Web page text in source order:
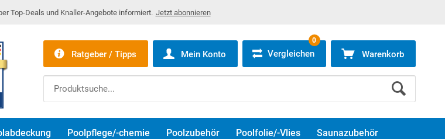
Top-Deals und Knaller-Angebote informiert. Jetzt abonnieren
Ratgeber / Tipps Mein Konto Vergleichen
0
Warenkorb
Poolpflege/-chemie Poolzubehör Poolfolie/-Vlies Saunazubehör